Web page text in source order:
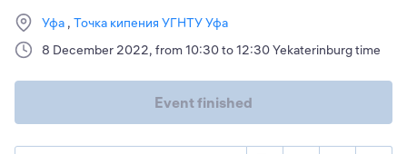
Уфа Точка кипения УГНТУ Уфа
8 December 2022, from 10:30 to 12:30 Yekaterinburg time
Event finished